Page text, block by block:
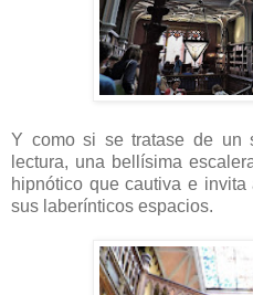
Y como si se tratase de un
lectura, una bellísima
hipnótico que cautiva e
sus laberínticos espacios.